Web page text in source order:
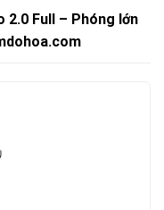
2.0 Full – Phóng lớn